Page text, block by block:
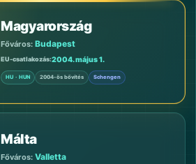
Magyarország
Főváros: Budapest
EU-csatlakozás 2004. május 1.
HU · HUN 2004-ös bővítés Schengen
Málta
Főváros: Valletta